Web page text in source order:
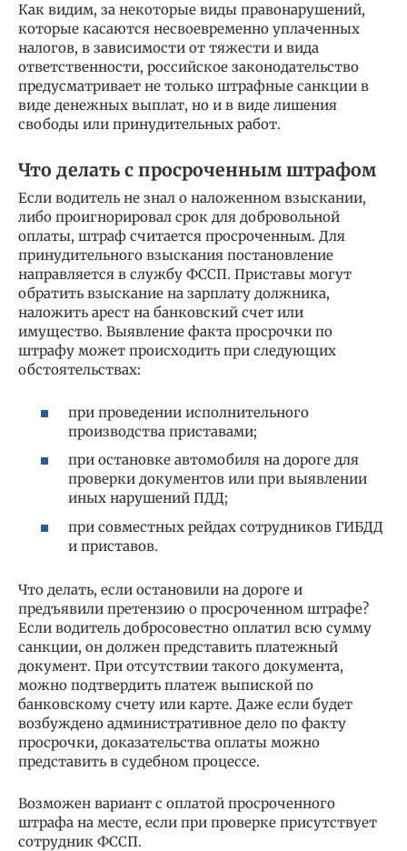
Как видим, за некоторые виды правонарушений,
которые касаются несвоевременно уплаченных
налогов, в зависимости от тяжести и вида
ответственности, российское законодательство
предусматривает не только штрафные санкции в
виде денежных выплат, но и в виде лишения
свободы или принудительных работ.
Что делать с просроченным штрафом
Если водитель не знал о наложенном взыскании,
либо проигнорировал срок для добровольной
оплаты, штраф считается просроченным. Для
принудительного взыскания постановление
направляется в службу ФССП. Приставы могут
обратить взыскание на зарплату должника,
наложить арест на банковский счет или
имущество. Выявление факта просрочки по
штрафу может происходить при следующих
обстоятельствах:
при проведении исполнительного
производства приставами;
при остановке автомобиля на дороге для
проверки документов или при выявлении
иных нарушений ПДД;
при совместных рейдах сотрудников ГИБДД
и приставов.
Что делать, если остановили на дороге и
предъявили претензию о просроченном штрафе?
Если водитель добросовестно оплатил всю сумму
санкции, он должен представить платежный
документ. При отсутствии такого документа,
можно подтвердить платеж выпиской по
банковскому счету или карте. Даже если будет
возбуждено административное дело по факту
просрочки, доказательства оплаты можно
представить в судебном процессе.
Возможен вариант с оплатой просроченного
штрафа на месте, если при проверке присутствует
сотрудник ФССП.